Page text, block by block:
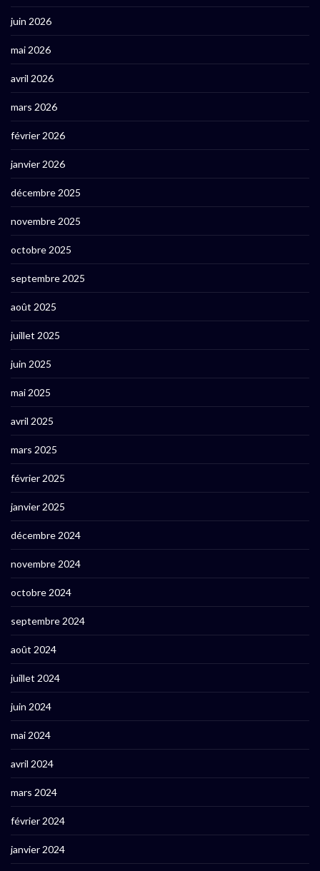
juin 2026
mai 2026
avril 2026
mars 2026
février 2026
janvier 2026
décembre 2025
novembre 2025
octobre 2025
septembre 2025
août 2025
juillet 2025
juin 2025
mai 2025
avril 2025
mars 2025
février 2025
janvier 2025
décembre 2024
novembre 2024
octobre 2024
septembre 2024
août 2024
juillet 2024
juin 2024
mai 2024
avril 2024
mars 2024
février 2024
janvier 2024